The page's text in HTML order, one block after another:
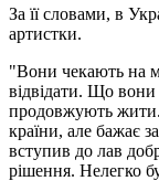
За її словами, в
артистки.
"Вони чекають на
відвідати. Що вони
продовжують жити.
країни, але бажає
вступив до лав
рішення. Нелегко